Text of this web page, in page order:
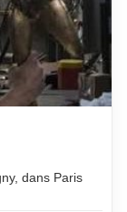
dans Paris